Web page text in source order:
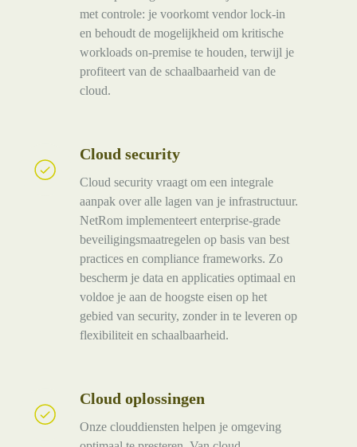
met controle: je voorkomt vendor lock-in
en behoudt de mogelijkheid om kritische
workloads on-premise te houden, terwijl je
profiteert van de schaalbaarheid van de
cloud.
Cloud security
Cloud security vraagt om een integrale
aanpak over alle lagen van je infrastructuur.
NetRom implementeert enterprise-grade
beveiligingsmaatregelen op basis van best
practices en compliance frameworks. Zo
bescherm je data en applicaties optimaal en
voldoe je aan de hoogste eisen op het
gebied van security, zonder in te leveren op
flexibiliteit en schaalbaarheid.
security
Cloud oplossingen
Onze clouddiensten helpen je omgeving
oplossingen